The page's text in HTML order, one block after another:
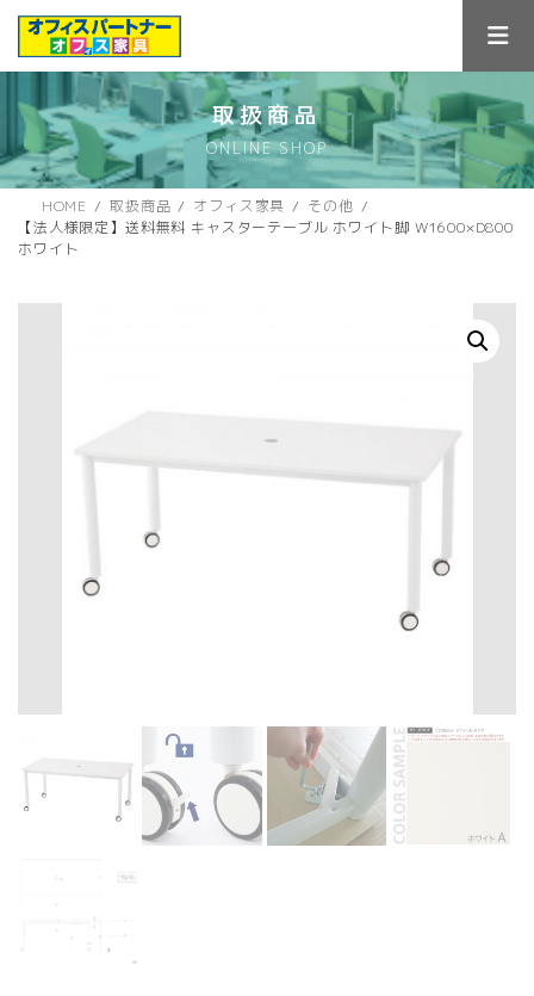
ス
キ
ン
に
取扱商品
ONLINE SHOP
HOME 取扱商品 オフィス家具
その他
【法人様限定】送料無料 キャスターテーブル ホワイト脚 W1600×D800
ホワイト